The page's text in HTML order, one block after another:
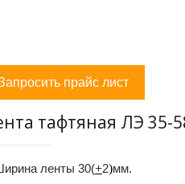
прайс лист
тафтяная ЛЭ 35-
ленты 30(+2)мм.